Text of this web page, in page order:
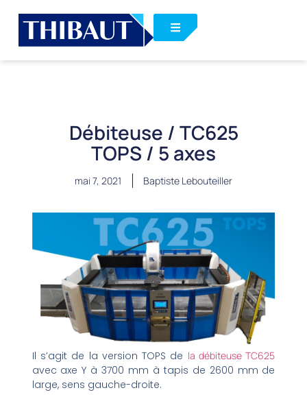
Débiteuse / TC625
TOPS / 5 axes
mai 7, 2021 Baptiste Lebouteiller
Il s’agit de la version TOPS de la débiteuse TC625
avec axe Y à 3700 mm à tapis de 2600 mm de
large, sens gauche-droite.